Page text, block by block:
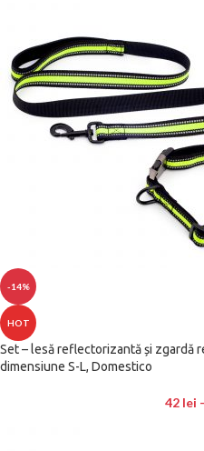
-14%
HOT
Set – lesă reflectorizantă și zgardă
dimensiune S-L, Domestico
42 lei